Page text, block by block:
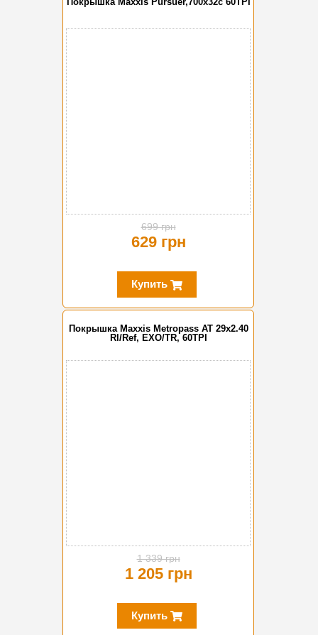
699 грн
629 грн
Купить
Покрышка Maxxis Metropass AT 29x2.40
Rl/Ref, EXO/TR, 60TPI
1 339 грн
1 205 грн
Купить